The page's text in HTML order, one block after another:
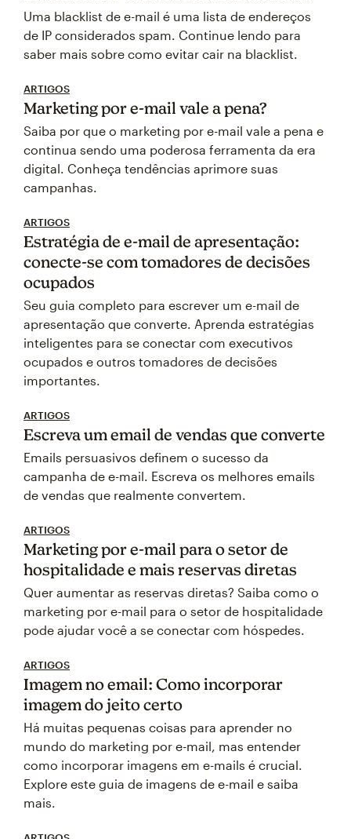
Uma blacklist de e-mail é uma lista de endereços
de IP considerados spam. Continue lendo para
saber mais sobre como evitar cair na blacklist.
ARTIGOS
Marketing por e-mail vale a pena?
Saiba por que o marketing por e-mail vale a pena e
continua sendo uma poderosa ferramenta da era
digital. Conheça tendências aprimore suas
campanhas.
ARTIGOS
Estratégia de e-mail de apresentação:
conecte-se com tomadores de decisões
ocupados
Seu guia completo para escrever um e-mail de
apresentação que converte. Aprenda estratégias
inteligentes para se conectar com executivos
ocupados e outros tomadores de decisões
importantes.
ARTIGOS
Escreva um email de vendas que converte
Emails persuasivos definem o sucesso da
campanha de e-mail. Escreva os melhores emails
de vendas que realmente convertem.
ARTIGOS
Marketing por e-mail para o setor de
hospitalidade e mais reservas diretas
Quer aumentar as reservas diretas? Saiba como o
marketing por e-mail para o setor de hospitalidade
pode ajudar você a se conectar com hóspedes.
ARTIGOS
Imagem no email: Como incorporar
imagem do jeito certo
Há muitas pequenas coisas para aprender no
mundo do marketing por e-mail, mas entender
como incorporar imagens em e-mails é crucial.
Explore este guia de imagens de e-mail e saiba
mais.